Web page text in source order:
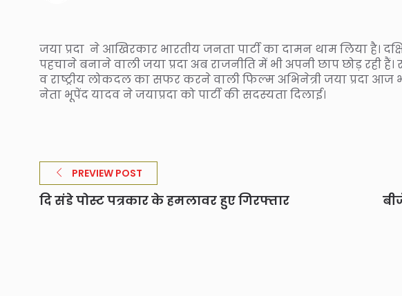
जया प्रदा ने आखिरकार भारतीय जनता पार्टी का दामन थाम लिया है।
पहचाने बनाने वाली जया प्रदा अब राजनीति में भी अपनी छाप छोड़ रही
व राष्ट्रीय लोकदल का सफर करने वाली फिल्म अभिनेत्री जया प्रदा आज
नेता भूपेंद यादव ने जयाप्रदा को पार्टी की सदस्‍यता दिलाई।
PREVIEW POST
दि संडे पोस्ट पत्रकार के हमलावर हुए गिरफ्तार